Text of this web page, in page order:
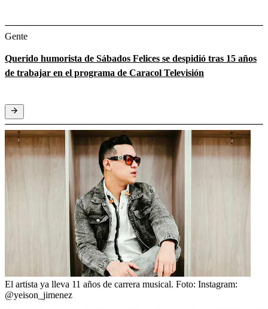
Gente
Querido humorista de Sábados Felices se despidió tras 15 años
de trabajar en el programa de Caracol Televisión
El artista ya lleva 11 años de carrera musical. Foto: Instagram:
@yeison_jimenez